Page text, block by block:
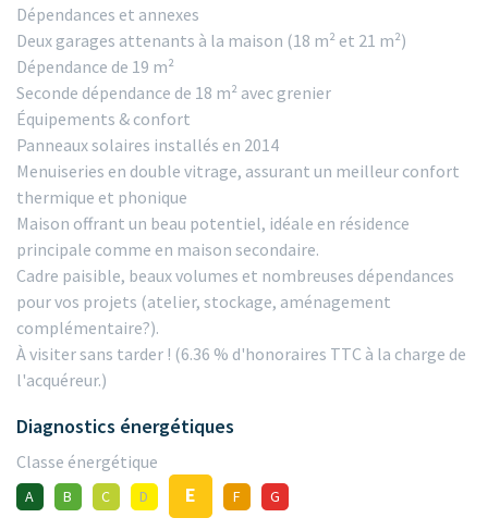
Dépendances et annexes
Deux garages attenants à la maison (18 m² et 21 m²)
Dépendance de 19 m²
Seconde dépendance de 18 m² avec grenier
Équipements & confort
Panneaux solaires installés en 2014
Menuiseries en double vitrage, assurant un meilleur confort
thermique et phonique
Maison offrant un beau potentiel, idéale en résidence
principale comme en maison secondaire.
Cadre paisible, beaux volumes et nombreuses dépendances
pour vos projets (atelier, stockage, aménagement
complémentaire?).
À visiter sans tarder ! (6.36 % d'honoraires TTC à la charge de
l'acquéreur.)
Diagnostics énergétiques
Classe énergétique
A B C D E F G